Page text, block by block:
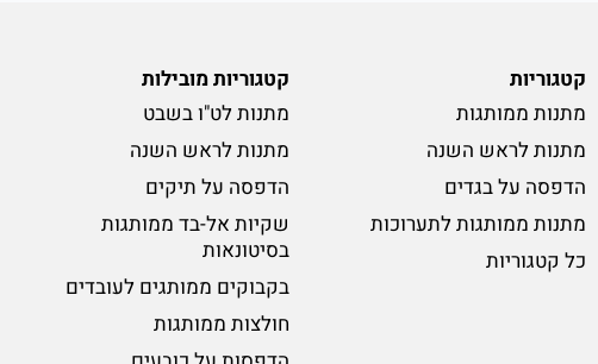
קטגוריות
מתנות ממותגות
מתנות לראש השנה
הדפסה על בגדים
מתנות ממותגות לתערוכות
כל קטגוריות
קטגוריות מובילות
מתנות לט"ו בשבט
מתנות לראש השנה
הדפסה על תיקים
שקיות אל-בד ממותגות
בסיטונאות
בקבוקים ממותגים לעובדים
חולצות ממותגות